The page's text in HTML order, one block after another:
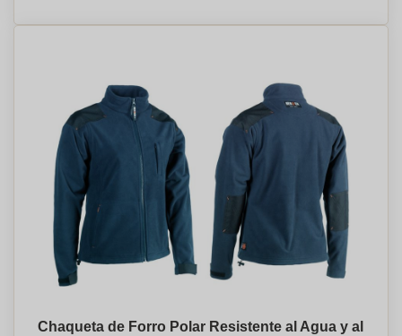
Chaqueta de Forro Polar Resistente al Agua y al